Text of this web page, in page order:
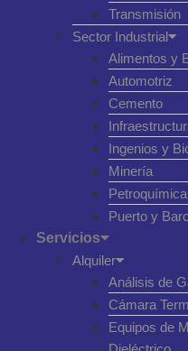
Transmisión
Sector Industrial
Alimentos y
Automotriz
Cemento
Ingenios y
Minería
Petroquímica
Puerto y
Servicios
Alquiler
Análisis de
Cámara
Equipos de